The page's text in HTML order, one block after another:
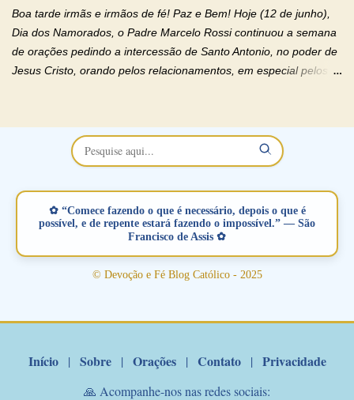
relacionamento e que minaram, espiritualmente, a relação do
casal. Vamos orar (coloque o seu esposo ou esposa diante de
Deus). "Senhor Jesus, restaura os laços ...
Boa tarde irmãs e irmãos de fé! Paz e Bem! Hoje (12 de junho),
Dia dos Namorados, o Padre Marcelo Rossi continuou a semana
de orações pedindo a intercessão de Santo Antonio, no poder de
Jesus Cristo, orando pelos relacionamentos, em especial pelos
maravilhosos cartões que coloquei aqui para vocês. Não perca
esta abençoada semana no Momento de Fé do Padre Marcelo,
vamos juntos formar esta forte corrente de orações. Você que
verdadeiro, ou que está com problemas no relacionamento
amoroso, creia na poderosa intercessão deste santo amigo:
Santo Antonio! Tenha fé, não desista, pois ele intercede por nós
junto a Jesus! Fique no Amor Ágape de Jesus e no Amor Materno
de Nossa Senhora. Adriana-Devoção e Fé Mensagem do Padre
✿ “Comece fazendo o que é necessário, depois o que é
possível, e de repente estará fazendo o impossível.” — São
Francisco de Assis ✿
© Devoção e Fé Blog Católico - 2025
Início | Sobre | Orações | Contato | Privacidade
🙏 Acompanhe-nos nas redes sociais: